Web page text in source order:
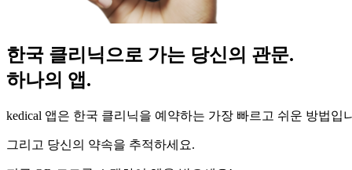
한국 클리닉으로 가는 당신의 관문.
하나의 앱.
kedical 앱은 한국 클리닉을 예약하는 가장 빠르고 쉬운 방법입
그리고 당신의 약속을 추적하세요.